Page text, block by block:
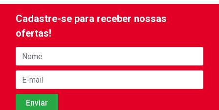
Cadastre-se para receber nossas
ofertas!